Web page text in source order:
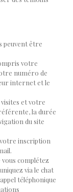
peuvent être
votre
numéro de
internet et le
et votre
la durée
du site
inscription
complétez
via le chat
téléphonique